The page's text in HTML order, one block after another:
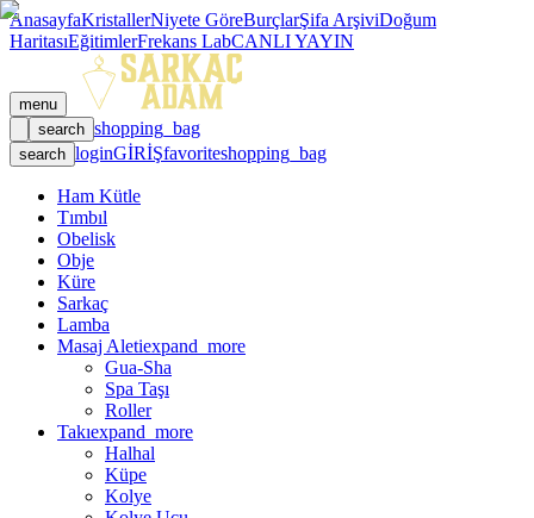
AnasayfaKristallerNiyete GöreBurçlarŞifa ArşiviDoğum
HaritasıEğitimlerFrekans LabCANLI YAYIN
menu
search shopping_bag
search loginGİRİŞfavoriteshopping_bag
Ham Kütle
Tımbıl
Obelisk
Obje
Küre
Sarkaç
Lamba
Masaj Aletiexpand_more
Gua-Sha
Spa Taşı
Roller
Takıexpand_more
Halhal
Küpe
Kolye